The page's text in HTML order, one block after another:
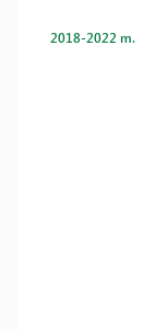
2018-2022 m.